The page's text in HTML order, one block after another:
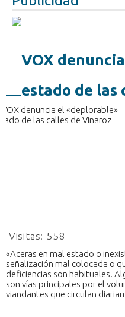
VOX
estado de las
Visitas: 558
«Aceras en mal estado o
señalización mal colocada o
deficiencias son habituales.
son vías principales por el
viandantes que circulan